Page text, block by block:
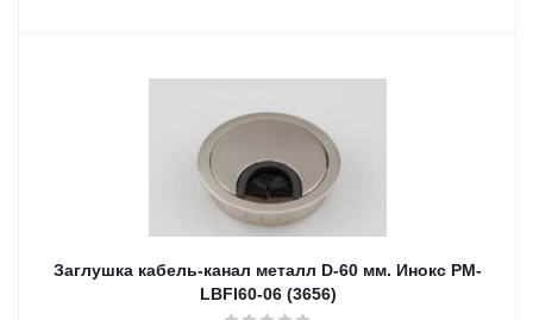
Заглушка кабель-канал металл D-60 мм. Инокс PM-
LBFI60-06 (3656)